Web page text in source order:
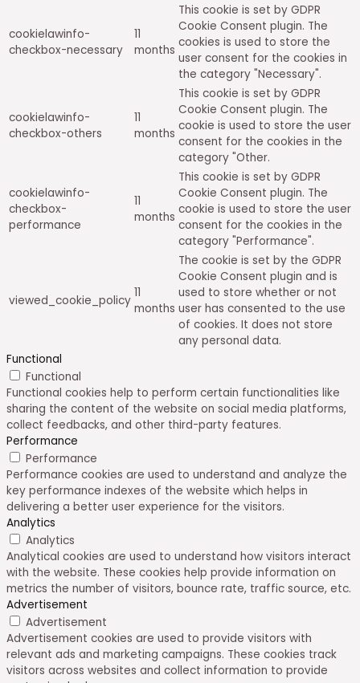
cookielawinfo-
checkbox-necessary
11
months
This cookie is set by GDPR
Cookie Consent plugin. The
cookies is used to store the
user consent for the cookies in
the category "Necessary".
cookielawinfo-
checkbox-others
11
months
This cookie is set by GDPR
Cookie Consent plugin. The
cookie is used to store the user
consent for the cookies in the
category "Other.
cookielawinfo-
checkbox-
performance
11
months
This cookie is set by GDPR
Cookie Consent plugin. The
cookie is used to store the user
consent for the cookies in the
category "Performance".
viewed_cookie_policy
11
months
The cookie is set by the GDPR
Cookie Consent plugin and is
used to store whether or not
user has consented to the use
of cookies. It does not store
any personal data.
Functional
Functional
Functional cookies help to perform certain functionalities like
sharing the content of the website on social media platforms,
collect feedbacks, and other third-party features.
Performance
Performance
Performance cookies are used to understand and analyze the
key performance indexes of the website which helps in
delivering a better user experience for the visitors.
Analytics
Analytics
Analytical cookies are used to understand how visitors interact
with the website. These cookies help provide information on
metrics the number of visitors, bounce rate, traffic source, etc.
Advertisement
Advertisement
Advertisement cookies are used to provide visitors with
relevant ads and marketing campaigns. These cookies track
visitors across websites and collect information to provide